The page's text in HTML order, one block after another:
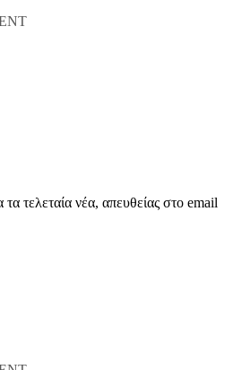
τελεταία νέα, απευθείας στο email